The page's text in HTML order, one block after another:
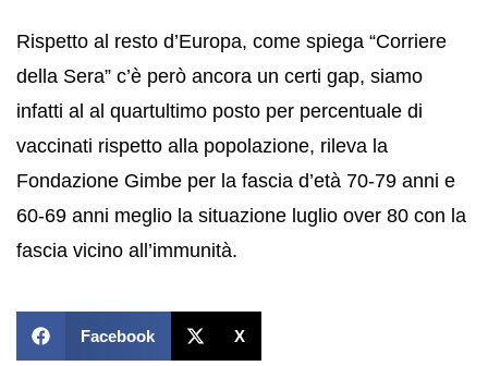
Rispetto al resto d’Europa, come spiega “Corriere
della Sera” c’è però ancora un certi gap, siamo
infatti al al quartultimo posto per percentuale di
vaccinati rispetto alla popolazione, rileva la
Fondazione Gimbe per la fascia d’età 70-79 anni e
60-69 anni meglio la situazione luglio over 80 con la
fascia vicino all’immunità.
Facebook X